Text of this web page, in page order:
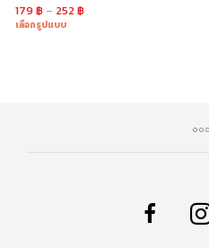
179฿ – 252฿
เลือกรูปแบบ